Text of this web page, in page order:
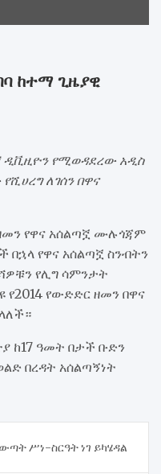
ከተማ ጊዜያዊ
ዲቪዚዮን የሚወዳደረው አዲስ
ለገሰን በዋና
የዋና አሰልጣኟ ሙሉጎጃም
በኋላ የዋና አሰልጣኟ ስንብትን
የሊግ ሳምንታት
የውድድር ዘመን በዋና
ከ17 ዓመት በታች ቡድን
በረዳት አሰልጣኝነት
ሥነ-ስርዓት ነገ ይካሄዳል